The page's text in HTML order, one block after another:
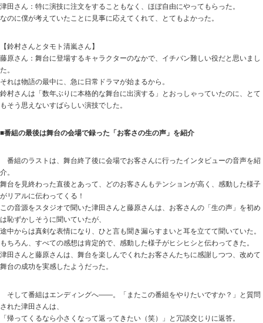
津田さん：特に演技に注文をすることもなく、ほぼ自由にやってもらった。
なのに僕が考えていたことに見事に応えてくれて、とてもよかった。
【鈴村さんとタモト清嵐さん】
藤原さん：舞台に登場するキャラクターのなかで、イチバン難しい役だと思いまし
た。
それは物語の最中に、急に日常ドラマが始まるから。
鈴村さんは「数年ぶりに本格的な舞台に出演する」とおっしゃっていたのに、とて
もそう思えないすばらしい演技でした。
■番組の最後は舞台の会場で録った「お客さの生の声」を紹介
番組のラストは、舞台終了後に会場でお客さんに行ったインタビューの音声を紹
介。
舞台を見終わった直後とあって、どのお客さんもテンションが高く、感動した様子
がリアルに伝わってくる！
この音源をスタジオで聞いた津田さんと藤原さんは、お客さんの「生の声」を初め
は恥ずかしそうに聞いていたが、
途中からは真剣な表情になり、ひと言も聞き漏らすまいと耳を立てて聞いていた。
もちろん、すべての感想は肯定的で、感動した様子がヒシヒシと伝わってきた。
津田さんと藤原さんは、舞台を楽しんでくれたお客さんたちに感謝しつつ、改めて
舞台の成功を実感したようだった。
そして番組はエンディングへ――。「またこの番組をやりたいですか？」と質問
された津田さんは、
「帰ってくるなら小さくなって返ってきたい（笑）」と冗談交じりに返答。